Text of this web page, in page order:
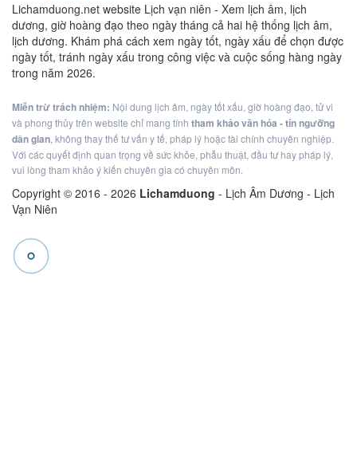
Lichamduong.net website Lịch vạn niên - Xem lịch âm, lịch
dương, giờ hoàng đạo theo ngày tháng cả hai hệ thống lịch âm,
lịch dương. Khám phá cách xem ngày tốt, ngày xấu để chọn được
ngày tốt, tránh ngày xấu trong công việc và cuộc sống hàng ngày
trong năm 2026.
Miễn trừ trách nhiệm: Nội dung lịch âm, ngày tốt xấu, giờ hoàng đạo, tử vi
và phong thủy trên website chỉ mang tính tham khảo văn hóa - tín ngưỡng
dân gian, không thay thế tư vấn y tế, pháp lý hoặc tài chính chuyên nghiệp.
Với các quyết định quan trọng về sức khỏe, phẫu thuật, đầu tư hay pháp lý,
vui lòng tham khảo ý kiến chuyên gia có chuyên môn.
Copyright © 2016 - 2026 Lichamduong - Lịch Âm Dương - Lịch
Vạn Niên